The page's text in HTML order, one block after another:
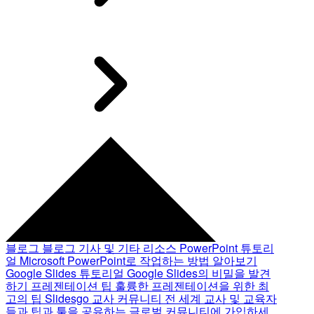
블로그 블로그 기사 및 기타 리소스 PowerPoint 튜토리
얼 Microsoft PowerPoint로 작업하는 방법 알아보기
Google Slides 튜토리얼 Google Slides의 비밀을 발견
하기 프레젠테이션 팁 훌륭한 프레젠테이션을 위한 최
고의 팁 Slidesgo 교사 커뮤니티 전 세계 교사 및 교육자